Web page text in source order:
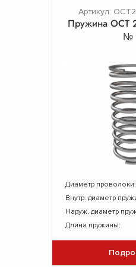
Артикул:
Пружина ОСТ
№
Диаметр проволоки:
Внутр. диаметр
Наруж. диаметр
Длина пружины: